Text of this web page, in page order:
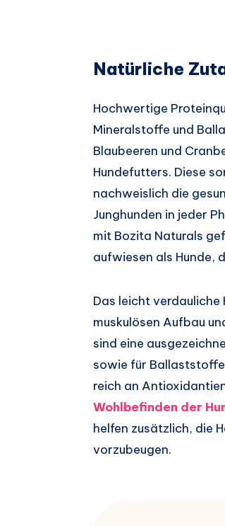
Natürliche
Hochwertige
Mineralstoffe und
Blaubeeren und
Hundefutters. Diese
nachweislich die
Junghunden in jeder
mit Bozita Naturals
aufwiesen als Hunde,
Das leicht
muskulösen Aufbau
sind eine
sowie für
reich an
Wohlbefinden der
helfen zusätzlich, die
vorzubeugen.